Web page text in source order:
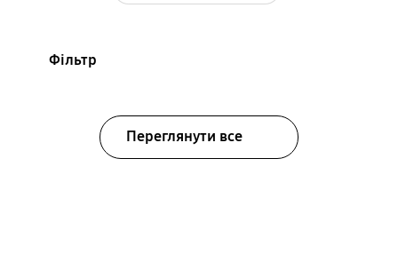
Фільтр
Переглянути все